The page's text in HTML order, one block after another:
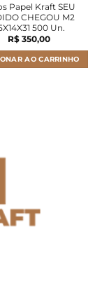
Papel Kraft SEU
CHEGOU M2
500 Un.
R$ 350,00
AO CARRINHO